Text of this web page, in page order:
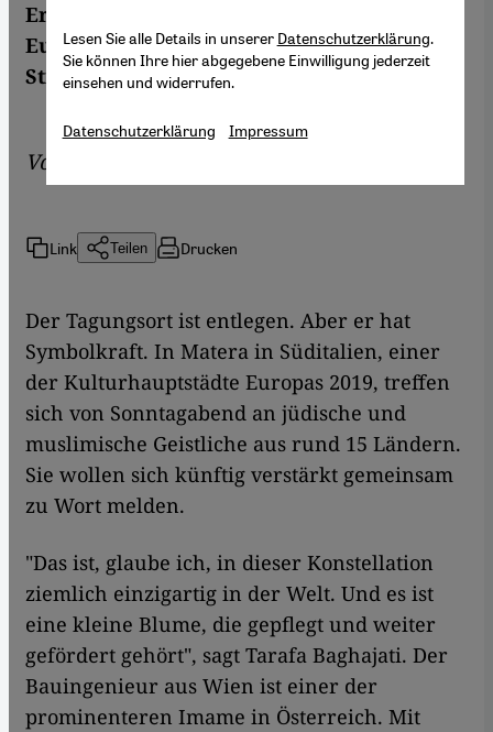
Erstarken rechtspopulistischer Parteien in
Europa. Informationen von Christoph
Strack
Von
Link Teilen Drucken
Der Tagungsort ist entlegen. Aber er hat
Symbolkraft. In Matera in Süditalien, einer
der Kulturhauptstädte Europas 2019, treffen
sich von Sonntagabend an jüdische und
muslimische Geistliche aus rund 15 Ländern.
Sie wollen sich künftig verstärkt gemeinsam
zu Wort melden.
"Das ist, glaube ich, in dieser Konstellation
ziemlich einzigartig in der Welt. Und es ist
eine kleine Blume, die gepflegt und weiter
gefördert gehört", sagt Tarafa Baghajati. Der
Bauingenieur aus Wien ist einer der
prominenteren Imame in Österreich. Mit
Lesen Sie alle Details in unserer Datenschutzerklärung.
Sie können Ihre hier abgegebene Einwilligung jederzeit
einsehen und widerrufen.
Datenschutzerklärung Impressum